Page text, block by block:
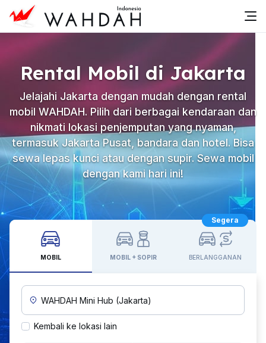
Rental Mobil di Jakarta
Jelajahi Jakarta dengan mudah dengan rental
mobil WAHDAH. Pilih dari berbagai kendaraan dan
nikmati lokasi penjemputan yang nyaman,
termasuk Jakarta Pusat, bandara dan hotel. Bisa
sewa lepas kunci atau dengan supir. Sewa mobil
dengan kami hari ini!
MOBIL MOBIL + SOPIR
Segera
BERLANGGANAN
Lokasi Penjemputan Khusus
Kembali ke lokasi lain